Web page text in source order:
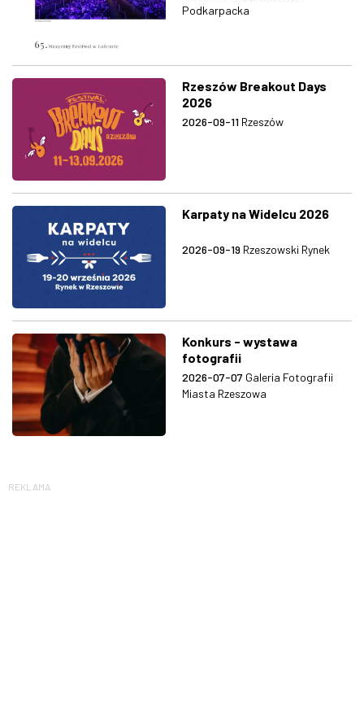
Podkarpacka
Rzeszów Breakout Days
2026
2026-09-11 Rzeszów
Karpaty na Widelcu 2026
2026-09-19 Rzeszowski Rynek
Konkurs - wystawa
fotografii
2026-07-07 Galeria Fotografii
Miasta Rzeszowa
REKLAMA